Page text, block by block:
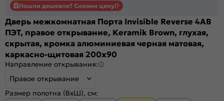
Нашли дешевле? Снизим цену!
Дверь межкомнатная Порта Invisible Reverse 4AB
ПЭТ, правое открывание, Keramik Brown, глухая,
скрытая, кромка алюминиевая черная матовая,
каркасно-щитовая 200x90
Направление открывания:
Правое открывание
Размер полотна (ВхШ), см: